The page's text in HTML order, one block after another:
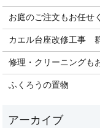
お庭のご注文もお任せ
カエル台座改修工事
修理・クリーニングも
ふくろうの置物